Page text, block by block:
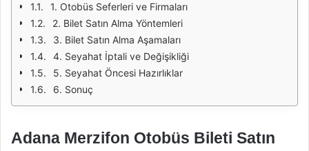
1. Otobüs Seferleri ve Firmaları
2. Bilet Satın Alma Yöntemleri
3. Bilet Satın Alma Aşamaları
4. Seyahat İptali ve Değişikliği
5. Seyahat Öncesi Hazırlıklar
6. Sonuç
Adana Merzifon Otobüs Bileti Satın